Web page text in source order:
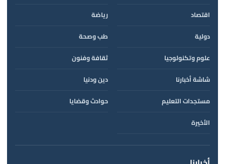
اقتصاد
رياضة
دولية
طب وصحة
علوم وتكنولوجيا
ثقافة وفنون
شاشة أخبارنا
دين ودنيا
مستجدات التعليم
حوادث وقضايا
الأخيرة